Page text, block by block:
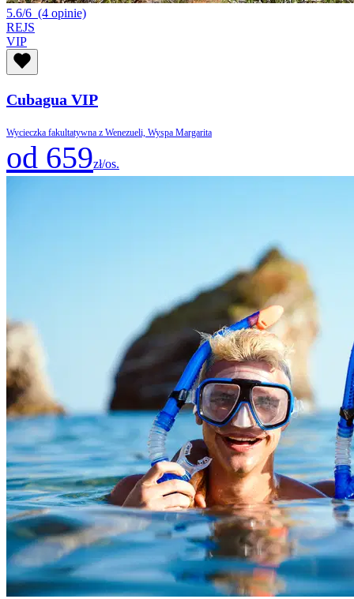
5.6/6 (4 opinie)
REJS
VIP
Cubagua VIP
Wycieczka fakultatywna z Wenezueli, Wyspa Margarita
od 659zł/os.